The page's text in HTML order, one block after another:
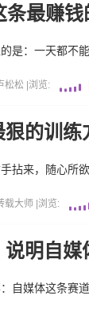
最赚
是：一天都不
松松 浏览:
的训练
拈来，随心所欲
载大师 浏览:
明自媒
自媒体这条赛